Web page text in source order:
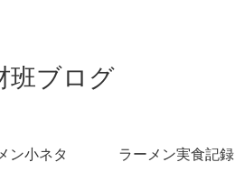
班ブログ
ン小ネタ ラーメン実食記録